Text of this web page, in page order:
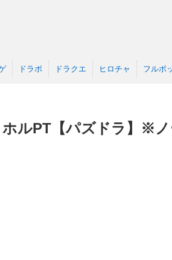
ドラポ ドラクエ ヒロチャ フルボ
ルPT【パズドラ】※ノ